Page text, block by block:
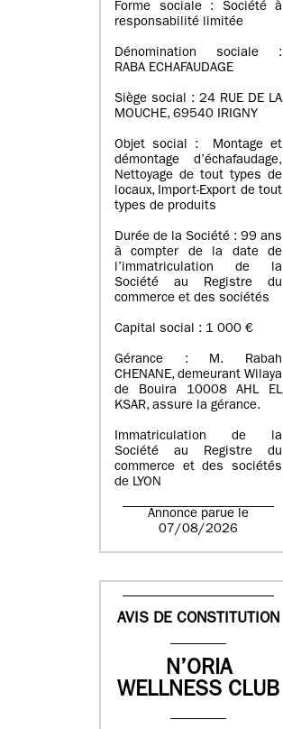
Forme sociale : Société à
responsabilité limitée
Dénomination sociale :
RABA ECHAFAUDAGE
Siège social : 24 RUE DE LA
MOUCHE, 69540 IRIGNY
Objet social : Montage et
démontage d’échafaudage,
Nettoyage de tout types de
locaux, Import-Export de tout
types de produits
Durée de la Société : 99 ans
à compter de la date de
l’immatriculation de la
Société au Registre du
commerce et des sociétés
Capital social : 1 000 €
Gérance : M. Rabah
CHENANE, demeurant Wilaya
de Bouira 10008 AHL EL
KSAR, assure la gérance.
Immatriculation de la
Société au Registre du
commerce et des sociétés
de LYON
Annonce parue le
07/08/2026
AVIS DE CONSTITUTION
N’ORIA
WELLNESS CLUB